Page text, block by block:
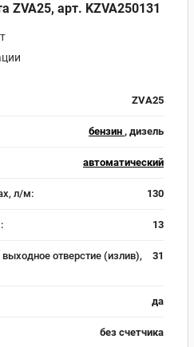
ZVA25, арт. KZVA250131
ZVA25
бензин , дизель
автоматический
л/м: 130
13
отверстие (излив),
31
да
без счетчика